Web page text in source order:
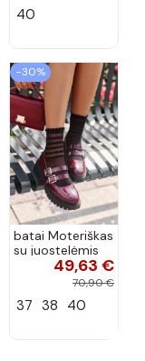
40
−30%
batai Moteriškas
su juostelėmis
su lako efektu
bordo spalvos
49,63 €
70,90 €
37 38 40